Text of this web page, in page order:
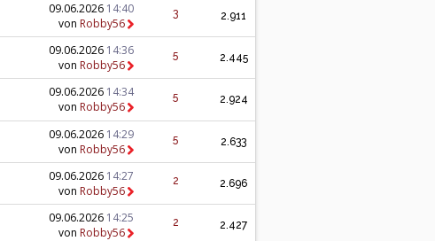
09.06.2026 14:40
von Robby56
3 2.911
09.06.2026 14:36
von Robby56
5 2.445
09.06.2026 14:34
von Robby56
5 2.924
09.06.2026 14:29
von Robby56
5 2.633
09.06.2026 14:27
von Robby56
2 2.696
09.06.2026 14:25
von Robby56
2 2.427